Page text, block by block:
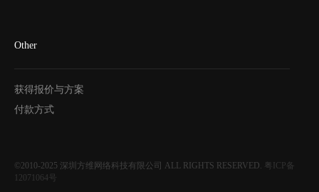
Other
获得报价与方案
付款方式
©2010-2025 深圳方维网络科技有限公司 ALL RIGHTS RESERVED.
粤ICP备
12071064号